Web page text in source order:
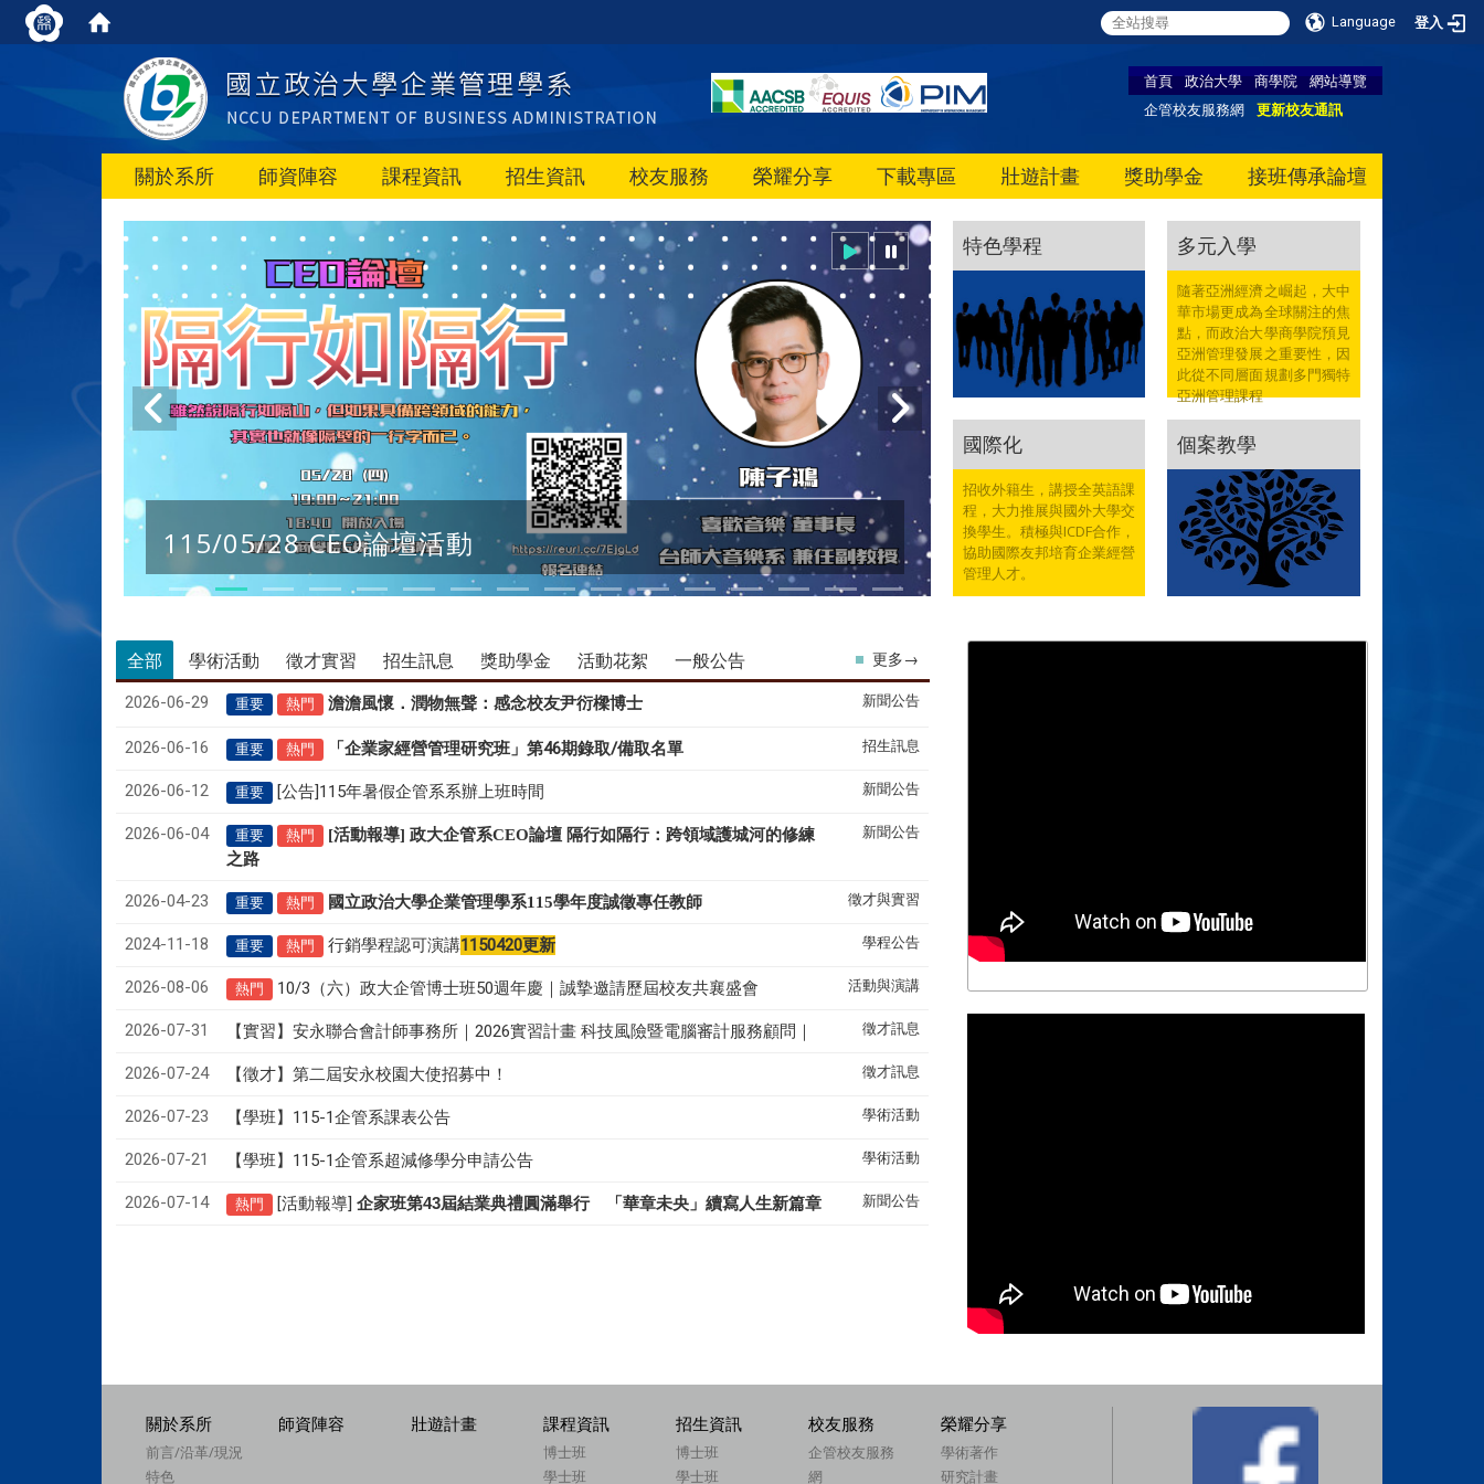
Language 登入
首頁 政治大學 商學院
網站導覽
企管校友服務網
更新校友通訊
關於系所 師資陣容 課程資訊 招生資訊 校友服務 榮耀分享 下載專區 壯遊計畫 獎助學金 接班傳承論壇
115/05/28 CEO論壇活動
特色學程 多元入學
隨著亞洲經濟之崛起，大中
華市場更成為全球關注的焦
點，而政治大學商學院預見
亞洲管理發展之重要性，因
此從不同層面規劃多門獨特
亞洲管理課程
國際化
招收外籍生，講授全英語課
程，大力推展與國外大學交
換學生。積極與ICDF合作，
協助國際友邦培育企業經營
管理人才。
個案教學
全部 學術活動 徵才實習 招生訊息 獎助學金 活動花絮 一般公告
2026-06-29 重要 熱門 澹澹風懷．潤物無聲： 感念校友尹衍樑博士 新聞公告
2026-06-16 重要 熱門 「企業家經營管理研究班」第46期錄取/備取名單 招生訊息
2026-06-12 重要 [公告]115年暑假企管系系辦上班時間 新聞公告
2026-06-04 重要 熱門
[活動報導] 政大企管系CEO論壇 隔行如隔行：跨領域護城河的修練
之路
新聞公告
2026-04-23 重要 熱門 國立政治大學企業管理學系115學年度誠徵專任教師 徵才與實習
2024-11-18 重要 熱門 行銷學程認可演講1150420更新 學程公告
2026-08-06 熱門 10/3（六）政大企管博士班50週年慶｜誠摯邀請歷屆校友共襄盛會 活動與演講
2026-07-31 【實習】安永聯合會計師事務所｜2026實習計畫 科技風險暨電腦審計服務顧問｜ 徵才訊息
2026-07-24 【徵才】第二屆安永校園大使招募中！ 徵才訊息
2026-07-23 【學班】115-1企管系課表公告 學術活動
2026-07-21 【學班】115-1企管系超減修學分申請公告 學術活動
2026-07-14 熱門 [活動報導]企家班第43屆結業典禮圓滿舉行 「華章未央」續寫人生新篇章 新聞公告
更多→
關於系所
前言/沿革/現況
特色
師資陣容 壯遊計畫 課程資訊
博士班
學士班
招生資訊
博士班
學士班
校友服務
企管校友服務
網
榮耀分享
學術著作
研究計畫